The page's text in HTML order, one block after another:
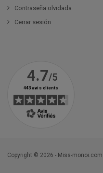
Contraseña olvidada
Cerrar sesión
Copyright © 2026 - Miss-monoi.com